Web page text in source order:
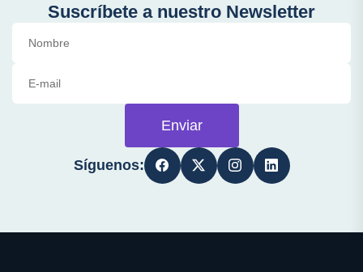
Suscríbete a nuestro Newsletter
Enviar
Síguenos: